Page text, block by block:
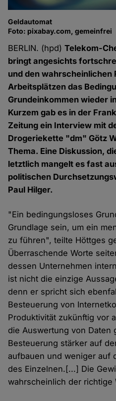
Geldautomat
Foto: pixabay.com, gemeinfrei
BERLIN. (hpd)Telekom-
bringt angesichts
und den wahrscheinlichen
Arbeitsplätzen das
Grundeinkommen wieder
Kurzem gab es in der
Zeitung ein Interview mit
Drogeriekette "dm" Götz
Thema. Eine Diskussion,
letztlich mangelt es fast
politischen
Paul Hilger.
"Ein bedingungsloses
Grundlage sein, um ein
zu führen", teilte Höttges
Überraschende Worte
dessen Unternehmen
ist nicht die einzige
denn er spricht sich
Besteuerung von
Produktivität zukünftig vor
die Auswertung von Daten
Besteuerung stärker auf
aufbauen und weniger auf
des Einzelnen.[...] Die
wahrscheinlich der richtige